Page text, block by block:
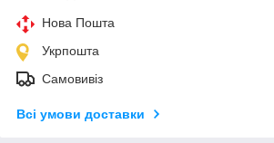
Нова Пошта
Укрпошта
Самовивіз
Всі умови доставки